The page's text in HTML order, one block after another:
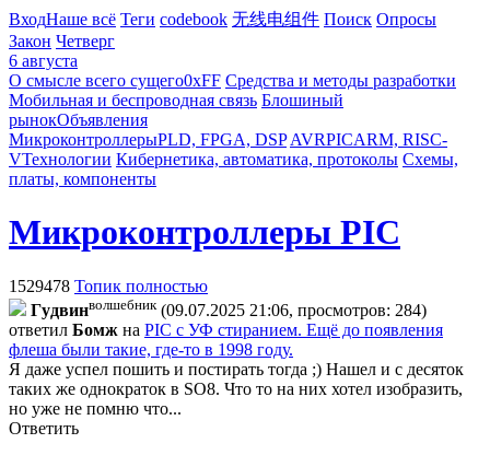
ВходНаше всё Теги codebook 无线电组件 Поиск Опросы
Закон Четверг
6 августа
О смысле всего сущего0xFF Средства и методы разработки
Мобильная и беспроводная связь Блошиный
рынокОбъявления
МикроконтроллерыPLD, FPGA, DSP AVRPICARM, RISC-
VТехнологии Кибернетика, автоматика, протоколы Схемы,
платы, компоненты
Микроконтроллеры PIC
1529478 Топик полностью
Гyдвинволшебник (09.07.2025 21:06, просмотров: 284)
ответил Бoмж на PIC с УФ стиранием. Ещё до появления
флеша были такие, где-то в 1998 году.
Я даже успел пошить и постирать тогда ;) Нашел и с десяток
таких же однократок в SO8. Что то на них хотел изобразить,
но уже не помню что...
Ответить